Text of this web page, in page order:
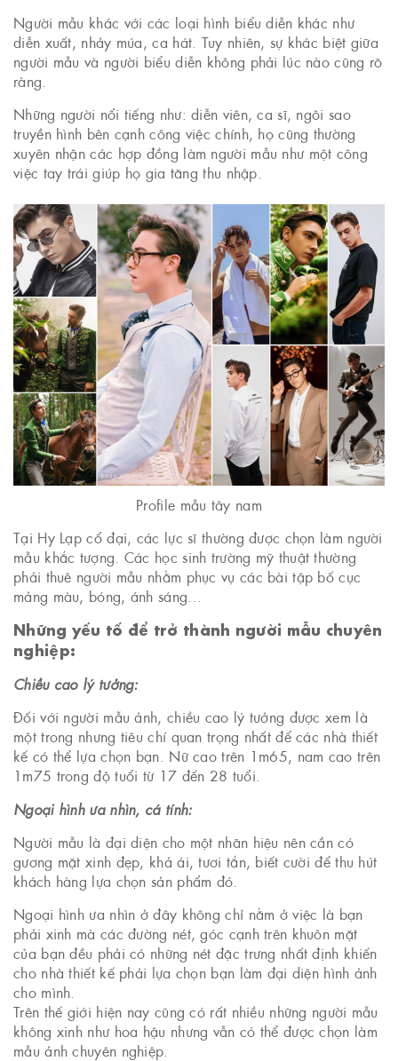
Người mẫu khác với các loại hình biểu diễn khác như
diễn xuất, nhảy múa, ca hát. Tuy nhiên, sự khác biệt giữa
người mẫu và người biểu diễn không phải lúc nào cũng rõ
ràng.
Những người nổi tiếng như: diễn viên, ca sĩ, ngôi sao
truyền hình bên cạnh công việc chính, họ cũng thường
xuyên nhận các hợp đồng làm người mẫu như một công
việc tay trái giúp họ gia tăng thu nhập.
Profile mẫu tây nam
Tại Hy Lạp cổ đại, các lực sĩ thường được chọn làm người
mẫu khắc tượng. Các học sinh trường mỹ thuật thường
phải thuê người mẫu nhằm phục vụ các bài tập bố cục
mảng màu, bóng, ánh sáng...
Những yếu tố để trở thành người mẫu chuyên
nghiệp:
Chiều cao lý tưởng:
Đối với người mẫu ảnh, chiều cao lý tưởng được xem là
một trong nhưng tiêu chí quan trọng nhất để các nhà thiết
kế có thể lựa chọn bạn. Nữ cao trên 1m65, nam cao trên
1m75 trong độ tuổi từ 17 đến 28 tuổi.
Ngoại hình ưa nhìn, cá tính:
Người mẫu là đại diện cho một nhãn hiệu nên cần có
gương mặt xinh đẹp, khả ái, tươi tắn, biết cười để thu hút
khách hàng lựa chọn sản phẩm đó.
Ngoại hình ưa nhìn ở đây không chỉ nằm ở việc là bạn
phải xinh mà các đường nét, góc cạnh trên khuôn mặt
của bạn đều phải có những nét đặc trưng nhất định khiến
cho nhà thiết kế phải lựa chọn bạn làm đại diện hình ảnh
cho mình.
Trên thế giới hiện nay cũng có rất nhiều những người mẫu
không xinh như hoa hậu nhưng vẫn có thể được chọn làm
mẫu ảnh chuyên nghiệp.